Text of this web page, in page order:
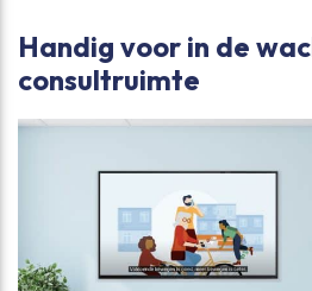
Handig voor in de
consultruimte